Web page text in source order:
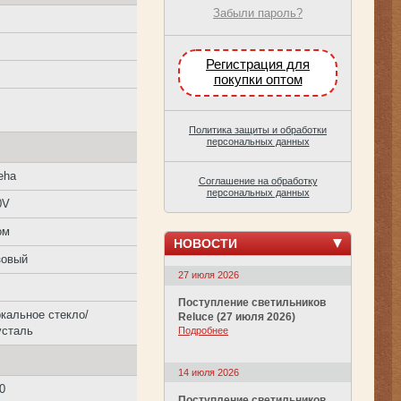
стекло/
Забыли пароль?
Регистрация для
покупки оптом
Политика защиты и обработки
персональных данных
Соглашение на обработку
персональных данных
НОВОСТИ
27 июля 2026
Поступление светильников
Reluce (27 июля 2026)
Подробнее
14 июля 2026